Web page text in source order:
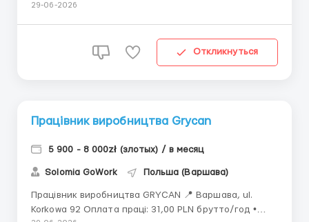
Оплата праці: 34,00 PLN брутто/год • 27,46 PLN
34,00 PLN нетто &mdash...
29-06-2026
Откликнуться
Працівник виробництва Grycan
5 900 - 8 000zł (злотых) / в месяц
Solomia GoWork Польша (Варшава)
Працівник виробництва GRYCAN 📍 Варшава, ul.
Korkowa 92 Оплата праці: 31,00 PLN брутто/год •